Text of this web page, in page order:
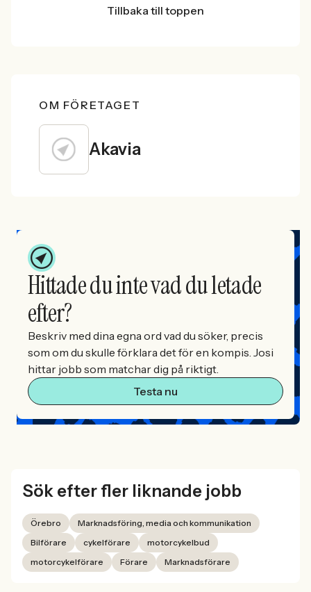
Tillbaka till toppen
OM FÖRETAGET
Akavia
Hittade du inte vad du letade
efter?
Beskriv med dina egna ord vad du söker, precis
som om du skulle förklara det för en kompis. Josi
hittar jobb som matchar dig på riktigt.
Testa nu
Sök efter fler liknande jobb
Örebro
Marknadsföring, media och kommunikation
Bilförare
cykelförare
motorcykelbud
motorcykelförare
Förare Marknadsförare